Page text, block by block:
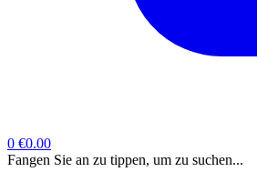
0 €0.00
Fangen Sie an zu tippen, um zu suchen...